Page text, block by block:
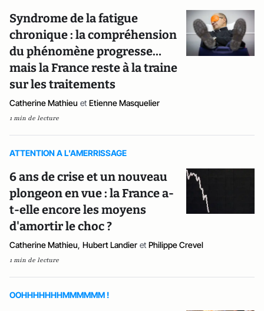
Syndrome de la fatigue
chronique : la compréhension
du phénomène progresse…
mais la France reste à la traine
sur les traitements
Catherine Mathieu et Etienne Masquelier
1 min de lecture
ATTENTION A L'AMERRISSAGE
6 ans de crise et un nouveau
plongeon en vue : la France a-
t-elle encore les moyens
d'amortir le choc ?
Catherine Mathieu, Hubert Landier et Philippe Crevel
1 min de lecture
OOHHHHHHHMMMMMM !